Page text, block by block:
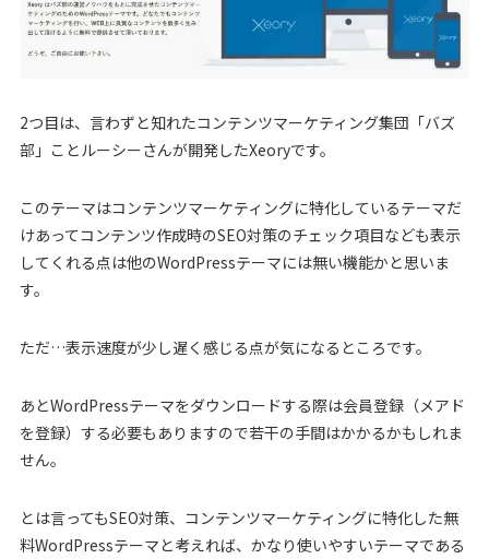
2つ目は、言わずと知れたコンテンツマーケティング集団「バズ
部」ことルーシーさんが開発したXeoryです。
このテーマはコンテンツマーケティングに特化しているテーマだ
けあってコンテンツ作成時のSEO対策のチェック項目なども表示
してくれる点は他のWordPressテーマには無い機能かと思いま
す。
ただ…表示速度が少し遅く感じる点が気になるところです。
あとWordPressテーマをダウンロードする際は会員登録（メアド
を登録）する必要もありますので若干の手間はかかるかもしれま
せん。
とは言ってもSEO対策、コンテンツマーケティングに特化した無
料WordPressテーマと考えれば、かなり使いやすいテーマである